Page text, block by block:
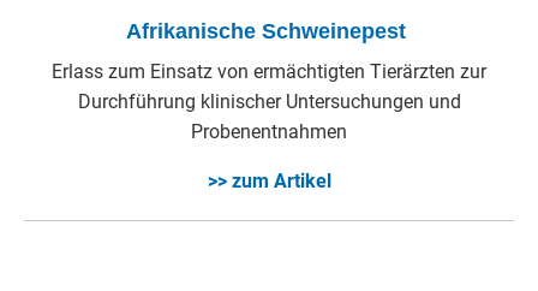
Afrikanische Schweinepest
Erlass zum Einsatz von ermächtigten Tierärzten zur
Durchführung klinischer Untersuchungen und
Probenentnahmen
>> zum Artikel